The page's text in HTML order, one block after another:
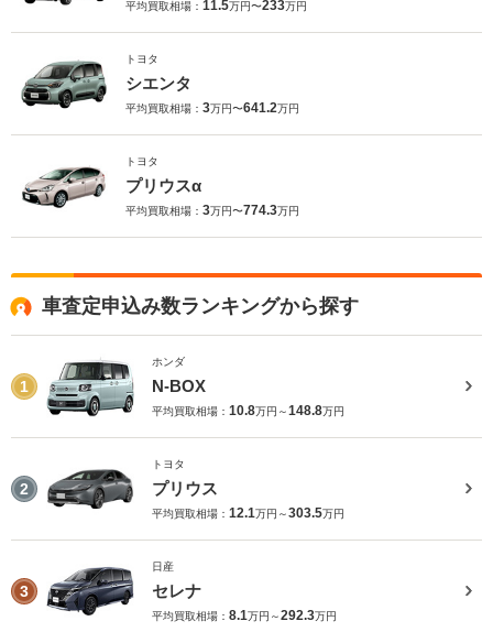
平均買取相場： 11.5万円〜233万円
トヨタ
シエンタ
平均買取相場： 3万円〜641.2万円
トヨタ
プリウスα
平均買取相場： 3万円〜774.3万円
車査定申込み数ランキングから探す
1
ホンダ
N-BOX
平均買取相場： 10.8万円～148.8万円
2
トヨタ
プリウス
平均買取相場： 12.1万円～303.5万円
3
日産
セレナ
平均買取相場： 8.1万円～292.3万円